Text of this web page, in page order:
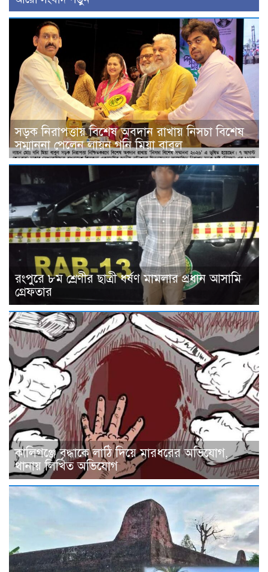
সড়ক নিরাপত্তায় বিশেষ অবদান রাখায় নিসচা বিশেষ
সম্মাননা পেলেন লায়ন গনি মিয়া বাবুল
রংপুরে ৮ম শ্রেণীর ছাত্রী ধর্ষণ মামলার প্রধান আসামি
গ্রেফতার
কালিগঞ্জে বৃদ্ধাকে লাঠি দিয়ে মারধরের অভিযোগ,
থানায় লিখিত অভিযোগ